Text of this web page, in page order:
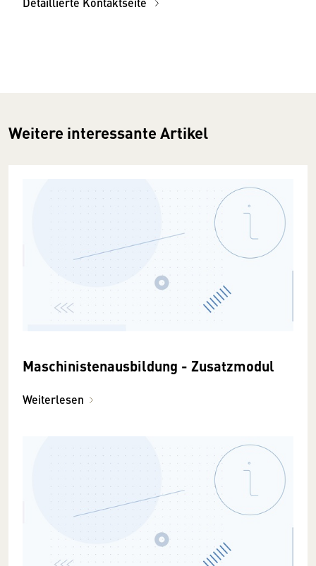
Weitere interessante Artikel
Maschinistenausbildung - Zusatzmodul
Weiterlesen